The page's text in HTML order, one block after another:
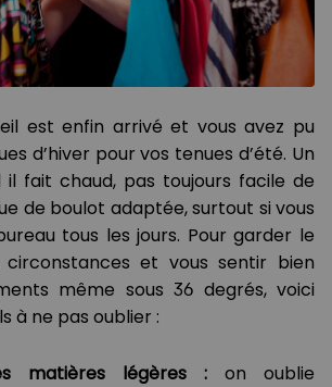
est enfin arrivé et vous avez pu
d’hiver pour vos tenues d’été. Un
il fait chaud, pas toujours facile de
de boulot adaptée, surtout si vous
tous les jours. Pour garder le
et vous sentir bien
même sous 36 degrés, voici
à ne pas oublier :
matières légères : on oublie